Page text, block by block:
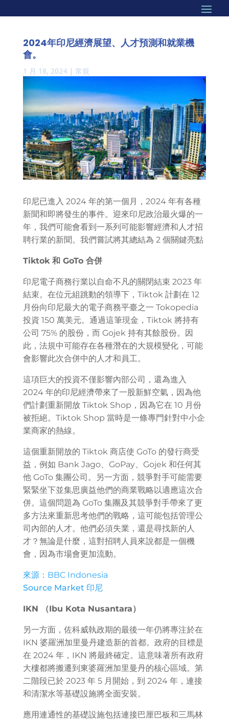
2024年印尼經濟展望、人才預測和就業機
會。
1 月 18, 2024| 常規
印尼已進入 2024 年的第一個月，2024 年有各種
新聞和即將發生的事件。迎來印尼政治最火爆的一
年，我們可能會看到一系列可能影響經濟和人才招
聘行業的新聞。我們嘗試將其總結為 2 個關鍵亮點
Tiktok 和 GoTo 合併
印尼電子商務行業以自命不凡的關閉結束 2023 年
結束。在位元組跳動的領導下，Tiktok 計劃在 12
月份向印尼最大的電子商務平臺之一 Tokopedia
投資 150 萬美元。通過這筆現金，Tiktok 將持有
公司 75% 的股份，而 Gojek 持有其餘股份。因
此，法規中可能存在各種潛在的大規模變化，可能
會影響此次合併中的人才和員工。
這項巨大的投資不僅影響內部公司，還為進入
2024 年的印尼經濟帶來了一股新鮮空氣，因為他
們計劃重新開放 Tiktok Shop，因為它在 10 月份
被拒絕。Tiktok Shop 當時是一條專門針對中小企
業商家的熱線。
這個重新開放的 Tiktok 商店使 GoTo 的發行商受
益，例如 Bank Jago、GoPay、Gojek 和任何其
他 GoTo 集團公司。另一方面，競爭對手可能需要
緊緊坐下並集思廣益他們的商業戰略以適應這次合
併。這個問題為 GoTo 集團及其競爭對手帶來了更
多方法來重新思考他們的戰略，這可能包括管理公
司內部的人才。他們必須失業，還是尋找新的人
才？無論是什麼，這對招聘人員來說都是一個機
會，因為市場會更加流動。
來源：BBC Indonesia
Source Market 印尼
IKN （Ibu Kota Nusantara）
另一方面，佐科威執政期的最後一年仍將專注於在
IKN 婆羅洲加里曼丹建造新的首都。政府的目標是
在 2024 年，IKN 將最終確定。這意味著所有政府
大樓都將搬遷到東婆羅洲加里曼丹的核心區域。第
二階段已於 2023 年 5 月開始，到 2024 年，連接
和清潔水等基礎設施將全面安裝。
應用連通性的基礎設施包括連接巴厘巴板和三馬林